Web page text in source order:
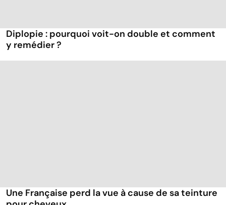
Diplopie : pourquoi voit-on double et comment
y remédier ?
Une Française perd la vue à cause de sa teinture